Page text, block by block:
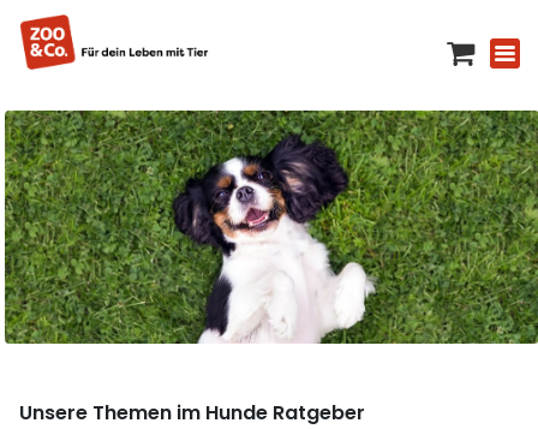
Unsere Themen im Hunde Ratgeber